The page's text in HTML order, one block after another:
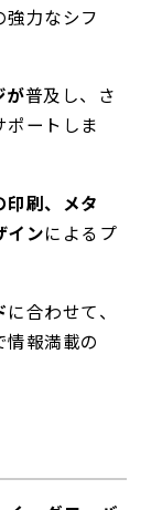
強力なシフ
が普及し、さ
ポートしま
印刷、メタ
インによるプ
に合わせて、
報満載の